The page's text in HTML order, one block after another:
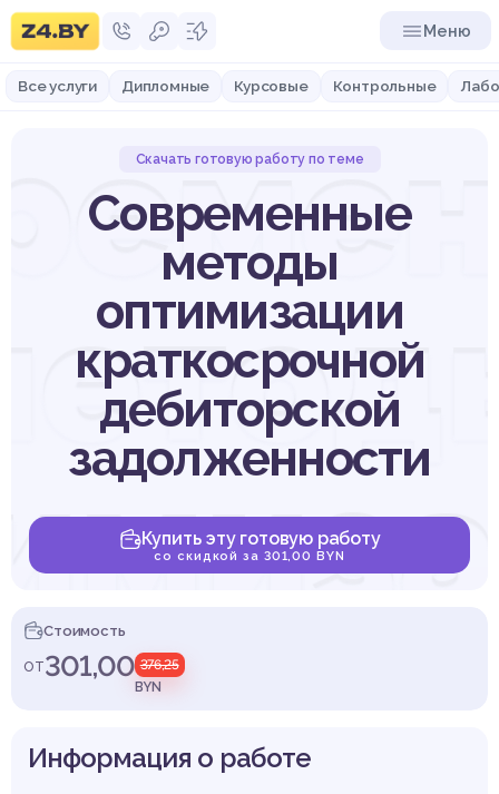
Меню
Все услуги Дипломные Курсовые Контрольные
Скачать готовую работу по теме
Современные
методы
оптимизации
краткосрочной
дебиторской
задолженности
Купить эту готовую работу
со скидкой за 301,00 BYN
Стоимость
от301,00 376,25
BYN
Информация о работе